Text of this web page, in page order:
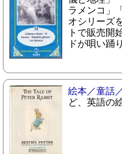
ラメンコ」
オシリーズ
トで販売開
ドが唄い踊
絵本／童話
ど、英語の